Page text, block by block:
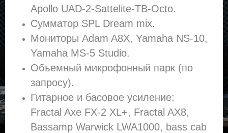
Apollo UAD-2-Sattelite-TB-Octo.
Сумматор SPL Dream mix.
Мониторы Adam A8X, Yamaha NS-10,
Yamaha MS-5 Studio.
Объемный микрофонный парк (по
запросу).
Гитарное и басовое усиление:
Fractal Axe FX-2 XL+, Fractal AX8,
Bassamp Warwick LWA1000, bass cab